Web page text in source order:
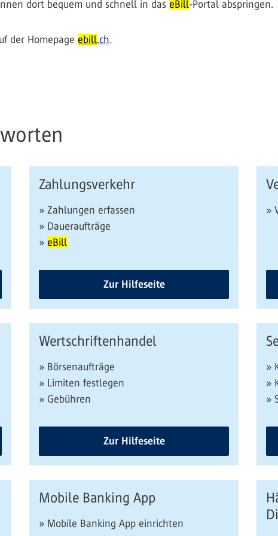
dort bequem und schnell in das eBill-Portal abspringen.
der Homepage ebill.ch.
Zahlungsverkehr
» Zahlungen erfassen
» Daueraufträge
» eBill
Zur Hilfeseite
»
Wertschriftenhandel
» Börsenaufträge
» Limiten festlegen
» Gebühren
Zur Hilfeseite
»
»
»
Mobile Banking App
» Mobile Banking App einrichten